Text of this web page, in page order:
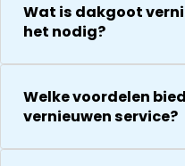
Wat is dakgoot
het nodig?
Welke voordelen
vernieuwen service?